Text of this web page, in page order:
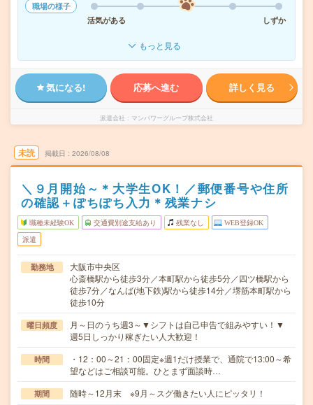
職場の様子
活気がある
しずか
もっと見る
気になる! 応募へ進む 詳しく見る
派遣会社 マンパワーグループ株式会社
未読 掲載日 2026/08/08
＼９月開始～＊大学生OK！／郵便番号や住所
の確認＋ぽちぽち入力＊残業ナシ
職種未経験OK 交通費別途支給あり 残業なし WEB登録OK
派遣
勤務地
大阪市中央区
心斎橋駅から徒歩3分／本町駅から徒歩5分／四ツ橋駅から
徒歩7分／なんば(地下鉄)駅から徒歩14分／堺筋本町駅から
徒歩10分
曜日頻度
月～日のうち週3～▼シフトは自己申告で組みやすい！▼
週5日しっかり稼ぎたい人大歓迎！
時間
・12：00～21：00固定※週1だけ授業で、通院で13:00～希
望などはご相談可能。ひとまず面談時…
期間 随時～12月末 ※9月～スグ働きたい人にピッタリ！